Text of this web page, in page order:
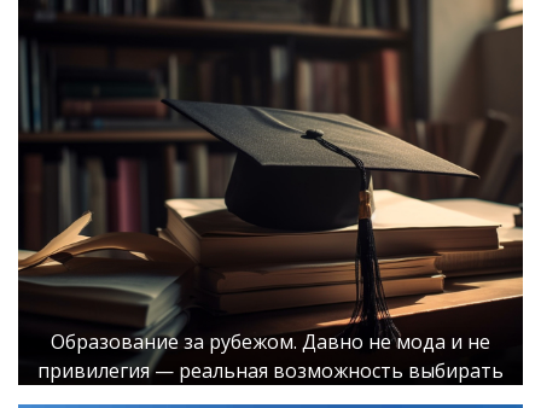
Образование за рубежом. Давно не мода и не
привилегия — реальная возможность выбирать